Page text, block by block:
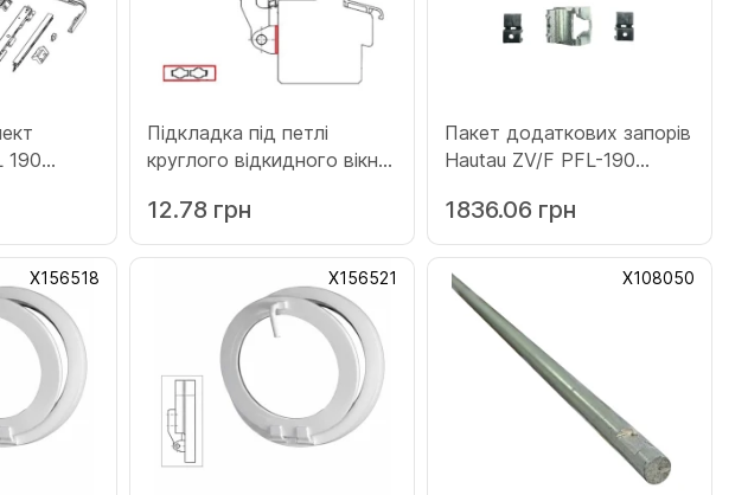
190
Підкладка під петлі
круглого відкидного вікна
(Х128066)
12.78 грн
Пакет додаткових запорів
Hautau ZV/F PFL-190
(Х178790)
1836.06 грн
Х156518 Х156521 Х108050